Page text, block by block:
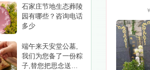
石家庄节地生态葬陵
园有哪些？咨询电话
多少
端午来天安堂公墓,
我们为您备了一份粽
子,替您把思念送到